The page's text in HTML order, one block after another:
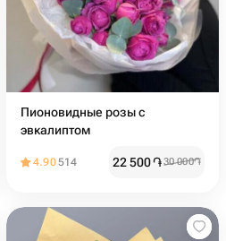
Пионовидные розы с
эвкалиптом
4.90514 22 500֏30 000֏